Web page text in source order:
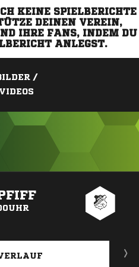
KEINE SPIELBERICHTE
DEINEN VEREIN,
IHRE FANS, INDEM DU
ANLEGST.
/
VIDEOS